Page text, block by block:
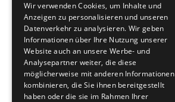
Wir verwenden Cookies, um Inhalte und
Anzeigen zu personalisieren und unseren
Datenverkehr zu analysieren. Wir geben
Informationen über Ihre Nutzung unserer
Website auch an unsere Werbe- und
Analysepartner weiter, die diese
möglicherweise mit anderen Informationen
kombinieren, die Sie ihnen bereitgestellt
haben oder die sie im Rahmen Ihrer